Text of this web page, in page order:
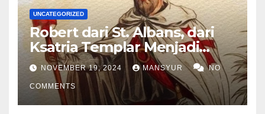
UNCATEGORIZED
Robert dari St. Albans, dari
Ksatria Templar Menjadi
Komandan Pasukan
Shalahuddin Merebut
Kembali Yerusalem
NOVEMBER 19, 2024 MANSYUR NO
COMMENTS